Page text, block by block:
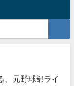
、元野球部ライ